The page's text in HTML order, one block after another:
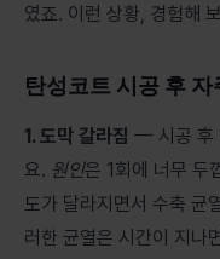
였죠. 이런 상황, 경험해
탄성코트 시공 후
1. 도막 갈라짐 — 시공 후
요. 원인은 1회에 너무 두
도가 달라지면서 수축 균
러한 균열은 시간이 지나